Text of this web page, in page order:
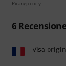
Poängpolicy
6
Visa